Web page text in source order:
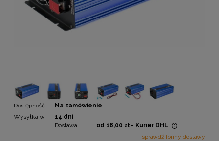
Dostępność:
Na zamówienie
Wysyłka w:
14 dni
Dostawa:
od 18,00 zł - Kurier DHL
Cena nie zawiera ewentualnych kosztów płatności
sprawdź formy dostawy